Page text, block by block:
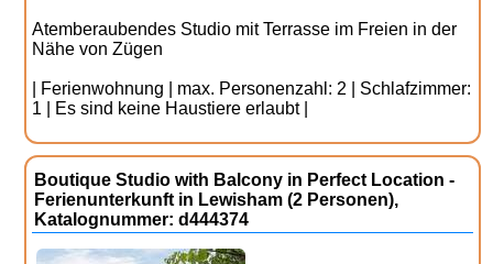
Atemberaubendes Studio mit Terrasse im Freien in der
Nähe von Zügen
| Ferienwohnung | max. Personenzahl: 2 | Schlafzimmer:
1 | Es sind keine Haustiere erlaubt |
Boutique Studio with Balcony in Perfect Location -
Ferienunterkunft in Lewisham (2 Personen),
Katalognummer: d444374